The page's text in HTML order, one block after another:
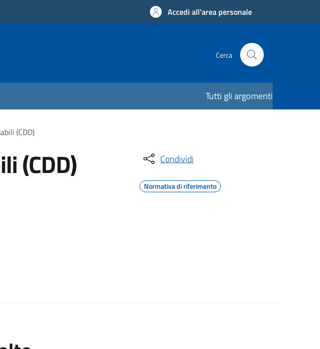
Accedi all'area personale
Cerca
Tutti gli argomenti
(CDD)
(CDD) Condividi
Normativa di riferimento